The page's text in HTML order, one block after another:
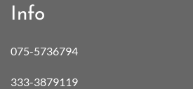
Info
075-5736794
333-3879119